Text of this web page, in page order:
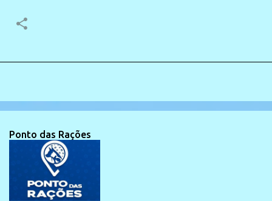
Ponto das Rações